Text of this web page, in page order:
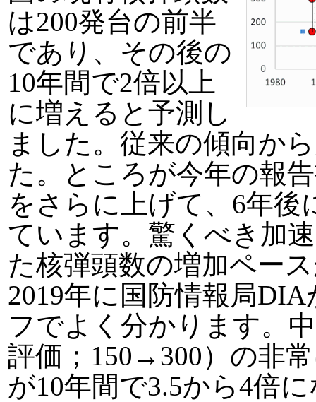
は200発台の前半
であり、その後の
10年間で2倍以上
に増えると予測し
ました。従来の傾向か
た。ところが今年の報
をさらに上げて、6年後
ています。驚くべき加
た核弾頭数の増加ペー
2019年に国防情報局
フでよく分かります。
評価；150→300）の非
が10年間で3.5から4倍